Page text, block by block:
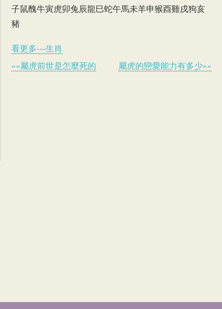
子鼠醜牛寅虎卯兔辰龍巳蛇午馬未羊申猴酉雞戌狗亥
豬
看更多---生肖
««屬虎前世是怎麼死的
屬虎的戀愛能力有多少»»